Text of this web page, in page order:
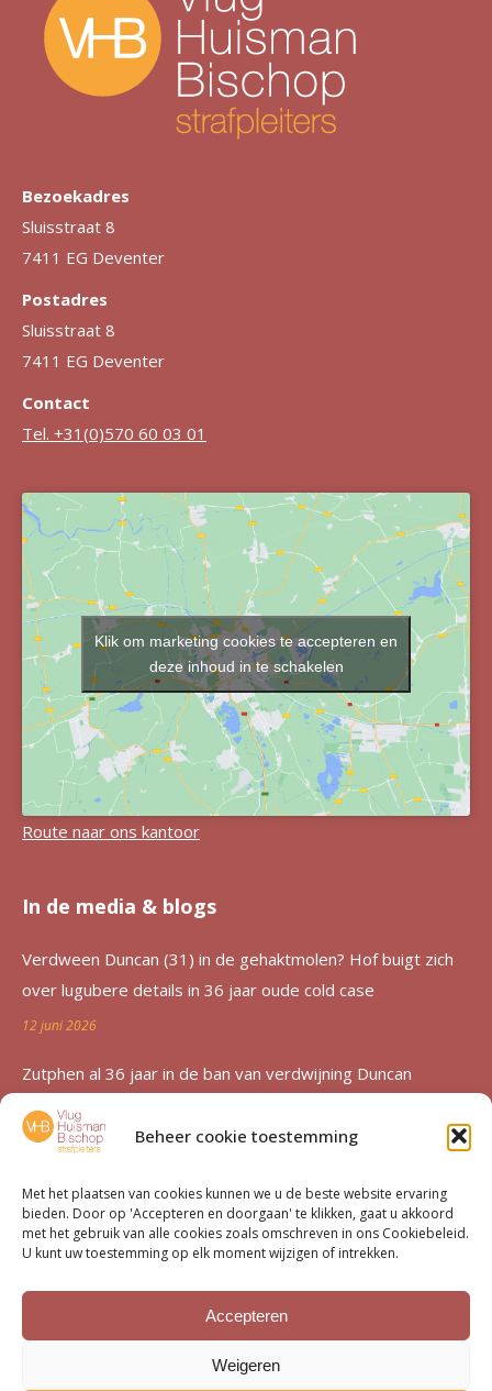
Beheer cookie toestemming
Met het plaatsen van cookies kunnen we u de beste website ervaring
bieden. Door op 'Accepteren en doorgaan' te klikken, gaat u akkoord
met het gebruik van alle cookies zoals omschreven in ons Cookiebeleid.
U kunt uw toestemming op elk moment wijzigen of intrekken.
Accepteren
Weigeren
Bezoekadres
Sluisstraat 8
7411 EG Deventer
Postadres
Sluisstraat 8
7411 EG Deventer
Contact
Tel. +31(0)570 60 03 01
Klik om marketing cookies te accepteren en
deze inhoud in te schakelen
Route naar ons kantoor
In de media & blogs
Verdween Duncan (31) in de gehaktmolen? Hof buigt zich
over lugubere details in 36 jaar oude cold case
12 juni 2026
Zutphen al 36 jaar in de ban van verdwijning Duncan
12 juni 2026
Advocatenechtpaar Knoops bestraft door tuchtrechter om
excessief declareren
1 juni 2026
Van moord­zaak tot milieu­dossier
15 mei 2026